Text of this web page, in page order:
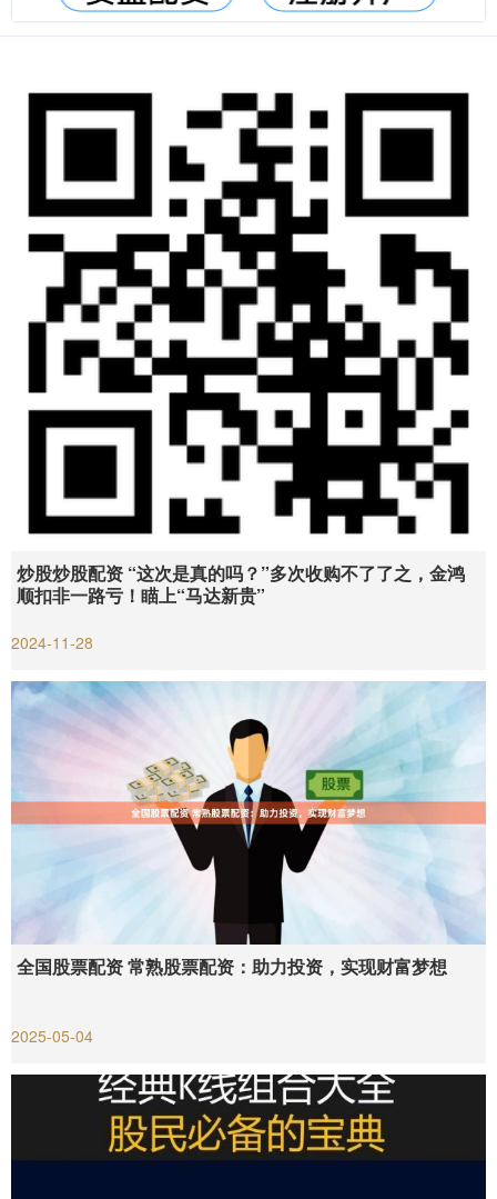
炒股炒股配资 “这次是真的吗？”多次收购不了了之，金鸿
顺扣非一路亏！瞄上“马达新贵”
2024-11-28
全国股票配资 常熟股票配资：助力投资，实现财富梦想
2025-05-04